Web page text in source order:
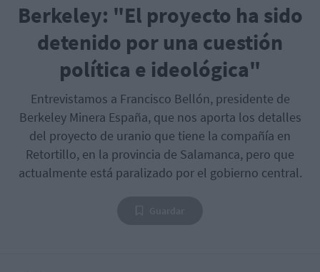
Berkeley: "El proyecto ha sido
detenido por una cuestión
política e ideológica"
Entrevistamos a Francisco Bellón, presidente de
Berkeley Minera España, que nos aporta los detalles
del proyecto de uranio que tiene la compañía en
Retortillo, en la provincia de Salamanca, pero que
actualmente está paralizado por el gobierno central.